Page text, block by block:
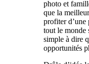
photo et
que la
profiter d’une
tout le monde
simple à dire
opportunités